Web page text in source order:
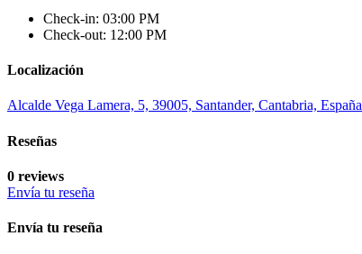
Check-in: 03:00 PM
Check-out: 12:00 PM
Localización
Alcalde Vega Lamera, 5, 39005, Santander, Cantabria, España
Reseñas
0 reviews
Envía tu reseña
Envía tu reseña